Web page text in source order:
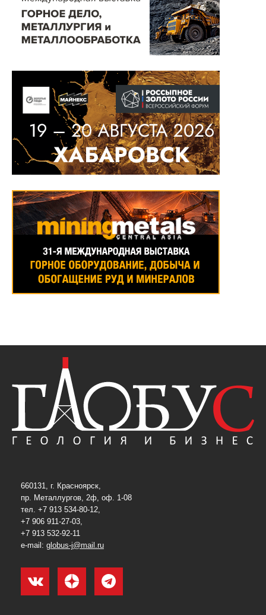
660131, г. Красноярск,
пр. Металлургов, 2ф, оф. 1-08
тел. +7 913 534-80-12,
+7 906 911-27-03,
+7 913 532-92-11
e-mail: globus-j@mail.ru